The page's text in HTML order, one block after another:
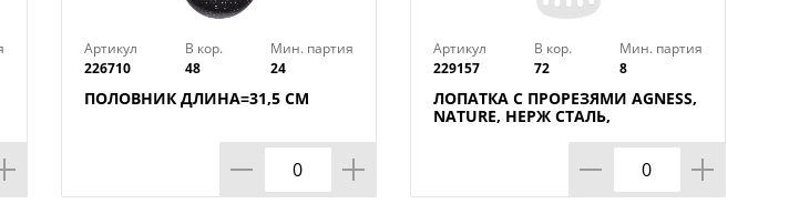
Артикул
226710
В кор.
48
Мин. партия
24
ПОЛОВНИК ДЛИНА=31,5 СМ
Артикул
229157
В кор.
72
Мин. партия
8
ЛОПАТКА С ПРОРЕЗЯМИ AGNESS,
NATURE, НЕРЖ СТАЛЬ,